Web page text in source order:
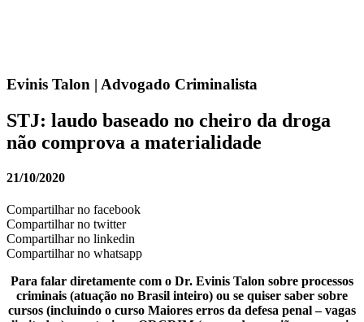
Evinis Talon | Advogado Criminalista
STJ: laudo baseado no cheiro da droga
não comprova a materialidade
21/10/2020
Compartilhar no facebook
Compartilhar no twitter
Compartilhar no linkedin
Compartilhar no whatsapp
Para falar diretamente com o Dr. Evinis Talon sobre processos
criminais (atuação no Brasil inteiro) ou se quiser saber sobre
cursos (incluindo o curso Maiores erros da defesa penal – vagas